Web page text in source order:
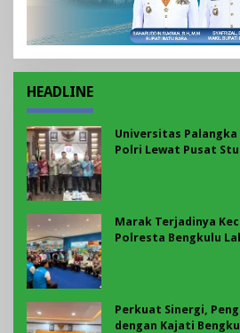
HEADLINE
Universitas Palangka
Polri Lewat Pusat
Marak Terjadinya
Polresta Bengkulu
Perkuat Sinergi,
dengan Kajati